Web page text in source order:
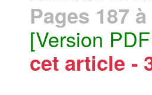
Pages 187
[Version
cet article -